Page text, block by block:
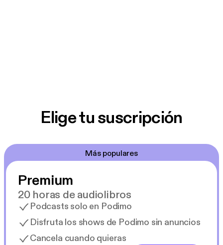
Elige tu suscripción
Más populares
Premium
20 horas de audiolibros
Podcasts solo en Podimo
Disfruta los shows de Podimo sin anuncios
Cancela cuando quieras